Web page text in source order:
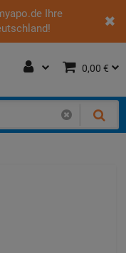
Ihre
0,00 €